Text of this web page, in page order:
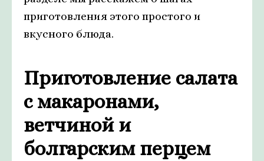
приготовления этого простого и
вкусного блюда.
Приготовление салата
с макаронами,
ветчиной и
болгарским перцем